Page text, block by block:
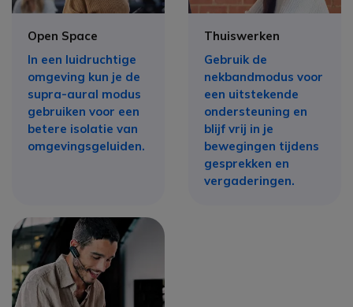
Open Space
In een luidruchtige
omgeving kun je de
supra-aural modus
gebruiken voor een
betere isolatie van
omgevingsgeluiden.
Thuiswerken
Gebruik de
nekbandmodus voor
een uitstekende
ondersteuning en
blijf vrij in je
bewegingen tijdens
gesprekken en
vergaderingen.